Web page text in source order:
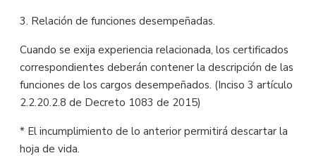
3. Relación de funciones desempeñadas.
Cuando se exija experiencia relacionada, los certificados
correspondientes deberán contener la descripción de las
funciones de los cargos desempeñados. (Inciso 3 artículo
2.2.20.2.8 de Decreto 1083 de 2015)
* El incumplimiento de lo anterior permitirá descartar la
hoja de vida.